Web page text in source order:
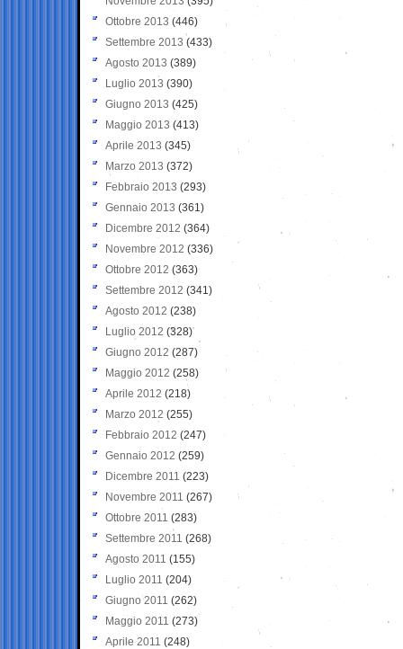
Ottobre 2013 (446)
Settembre 2013 (433)
Agosto 2013 (389)
Luglio 2013 (390)
Giugno 2013 (425)
Maggio 2013 (413)
Aprile 2013 (345)
Marzo 2013 (372)
Febbraio 2013 (293)
Gennaio 2013 (361)
Dicembre 2012 (364)
Novembre 2012 (336)
Ottobre 2012 (363)
Settembre 2012 (341)
Agosto 2012 (238)
Luglio 2012 (328)
Giugno 2012 (287)
Maggio 2012 (258)
Aprile 2012 (218)
Marzo 2012 (255)
Febbraio 2012 (247)
Gennaio 2012 (259)
Dicembre 2011 (223)
Novembre 2011 (267)
Ottobre 2011 (283)
Settembre 2011 (268)
Agosto 2011 (155)
Luglio 2011 (204)
Giugno 2011 (262)
Maggio 2011 (273)
Aprile 2011 (248)